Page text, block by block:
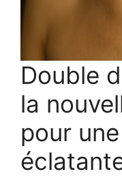
Double
la
pour